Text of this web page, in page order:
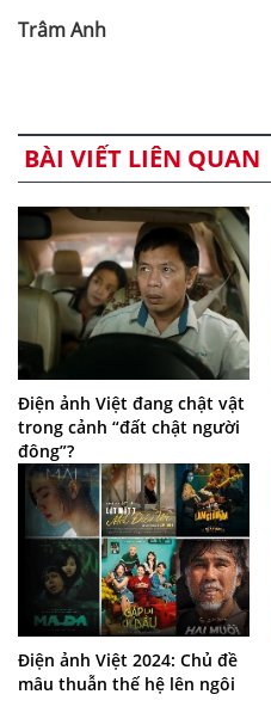
Trâm Anh
BÀI VIẾT LIÊN QUAN
Điện ảnh Việt đang chật vật
trong cảnh “đất chật người
đông”?
Điện ảnh Việt 2024: Chủ đề
mâu thuẫn thế hệ lên ngôi